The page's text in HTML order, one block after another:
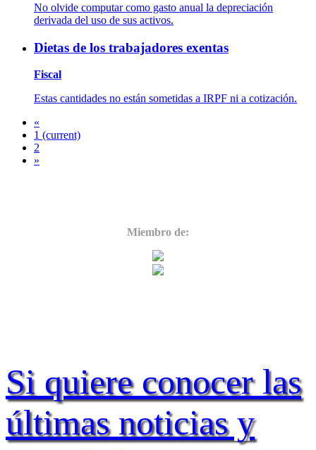
No olvide computar como gasto anual la depreciación
derivada del uso de sus activos.
Dietas de los trabajadores exentas
Fiscal
Estas cantidades no están sometidas a IRPF ni a cotización.
«
1 (current)
2
»
Miembro de:
Si quiere conocer las
últimas noticias y